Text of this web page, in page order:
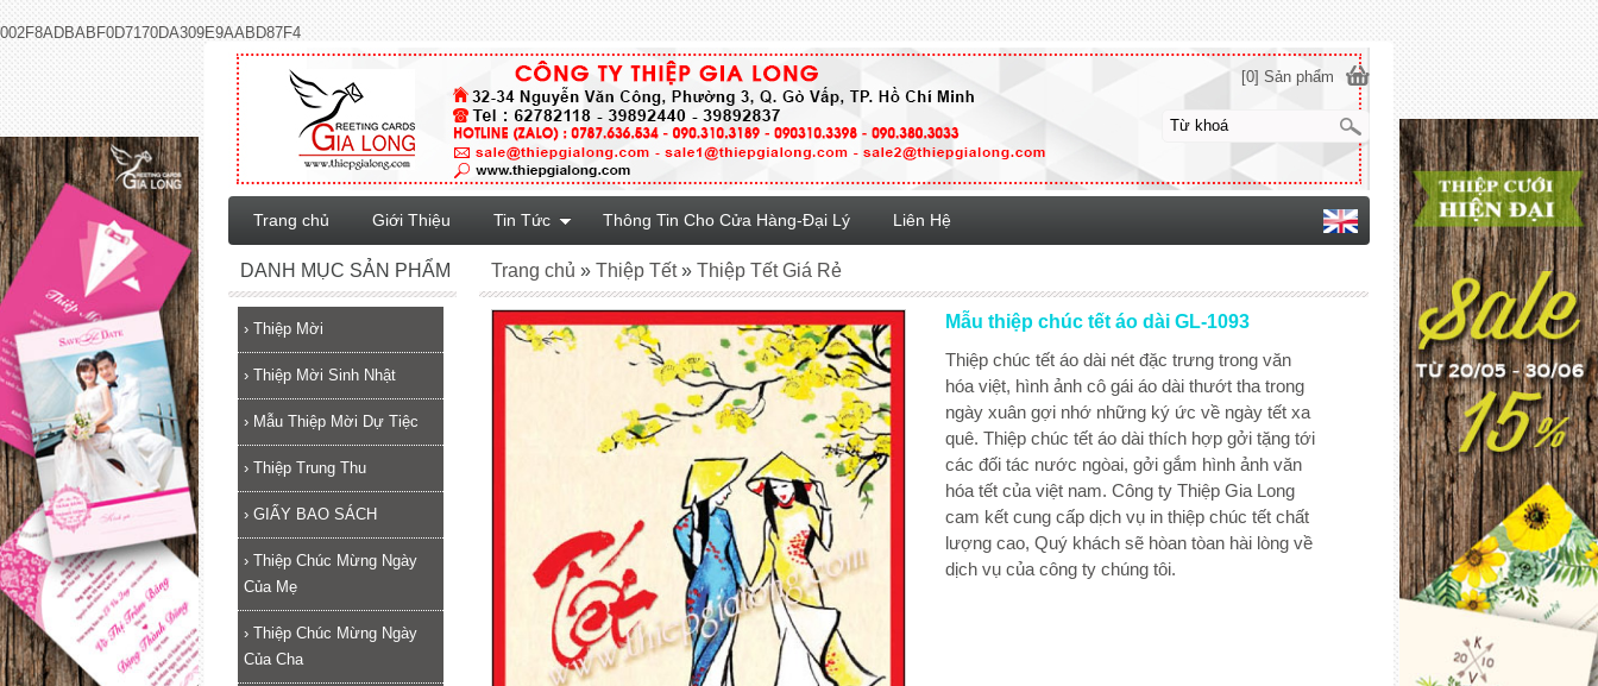
002F8ADBABF0D7170DA309E9AABD87F4
Mẫu thiệp chúc tết áo dài GL-1093
Thiệp chúc tết áo dài nét đặc trưng trong văn
hóa việt, hình ảnh cô gái áo dài thướt tha trong
ngày xuân gợi nhớ những ký ức về ngày tết xa
quê. Thiệp chúc tết áo dài thích hợp gởi tặng tới
các đối tác nước ngòai, gởi gắm hình ảnh văn
hóa tết của việt nam. Công ty Thiệp Gia Long
cam kết cung cấp dịch vụ in thiệp chúc tết chất
lượng cao, Quý khách sẽ hòan tòan hài lòng về
dịch vụ của công ty chúng tôi.
Trang chủ »Thiệp Tết »Thiệp Tết Giá Rẻ
DANH MỤC SẢN PHẨM
› Thiệp Mời
› Thiệp Mời Sinh Nhật
› Mẫu Thiệp Mời Dự Tiệc
› Thiệp Trung Thu
› GIẤY BAO SÁCH
› Thiệp Chúc Mừng Ngày
Của Mẹ
› Thiệp Chúc Mừng Ngày
Của Cha
[0] Sản phẩm
Trang chủ Giới Thiệu Tin Tức Thông Tin Cho Cửa Hàng-Đại Lý Liên Hệ